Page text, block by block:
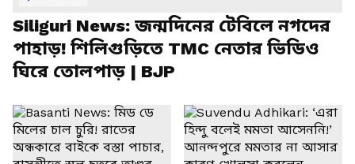
Siliguri News: জন্মদিনের টেবিলে নগদের
পাহাড়! শিলিগুড়িতে TMC নেতার ভিডিও
ঘিরে তোলপাড় | BJP